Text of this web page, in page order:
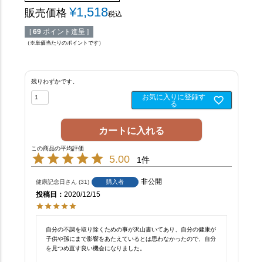
販売価格 ¥1,518税込
[ 69 ポイント進呈 ]
（※単価当たりのポイントです）
残りわずかです。
お気に入りに登録す
る
カートに入れる
5.00 1
健康記念日 31 購入者
非公開
投稿日
2020/12/15
自分の不調を取り除くための事が沢山書いてあり、自分の健康が
子供や孫にまで影響をあたえているとは思わなかったので、自分
を見つめ直す良い機会になりました。